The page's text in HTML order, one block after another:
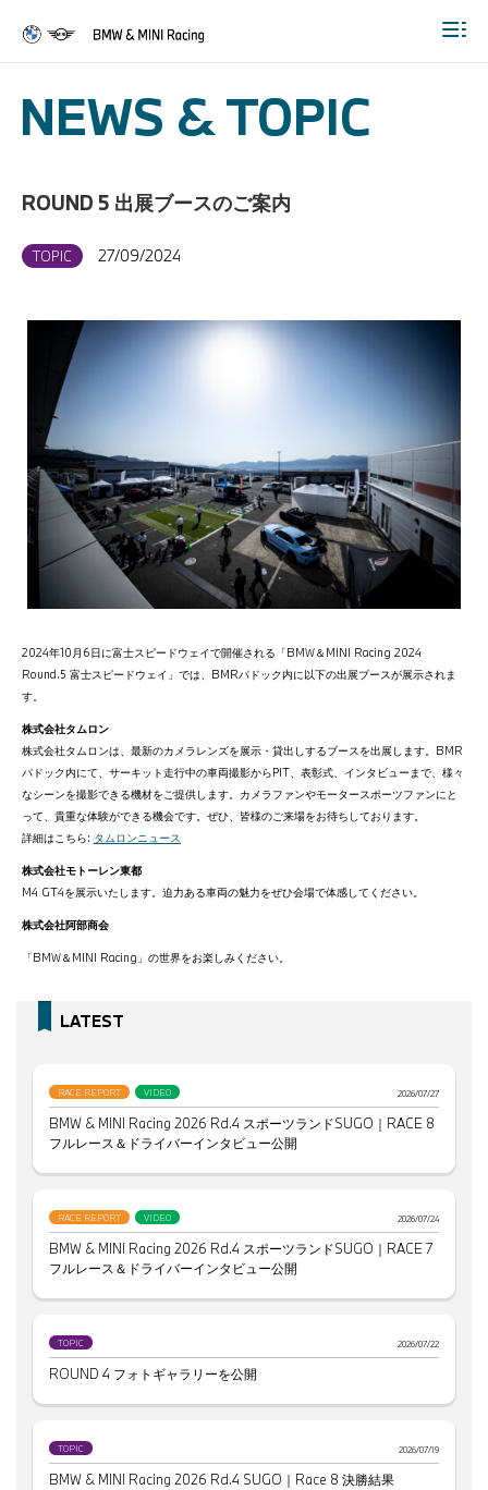
NEWS & TOPIC
ROUND 5 出展ブースのご案内
TOPIC 27/09/2024
2024年10月6日に富士スピードウェイで開催される「BMW＆MINI Racing 2024
Round.5 富士スピードウェイ」では、BMRパドック内に以下の出展ブースが展示されま
す。
株式会社タムロン
株式会社タムロンは、最新のカメラレンズを展示・貸出しするブースを出展します。BMR
パドック内にて、サーキット走行中の車両撮影からPIT、表彰式、インタビューまで、様々
なシーンを撮影できる機材をご提供します。カメラファンやモータースポーツファンにと
って、貴重な体験ができる機会です。ぜひ、皆様のご来場をお待ちしております。
詳細はこちら: タムロンニュース
株式会社モトーレン東都
M4 GT4を展示いたします。迫力ある車両の魅力をぜひ会場で体感してください。
株式会社阿部商会
「BMW＆MINI Racing」の世界をお楽しみください。
LATEST
RACE REPORT VIDEO 2026/07/27
BMW & MINI Racing 2026 Rd.4 スポーツランドSUGO｜RACE 8
フルレース＆ドライバーインタビュー公開
RACE REPORT VIDEO 2026/07/24
BMW & MINI Racing 2026 Rd.4 スポーツランドSUGO｜RACE 7
フルレース＆ドライバーインタビュー公開
TOPIC 2026/07/22
ROUND 4 フォトギャラリーを公開
TOPIC 2026/07/19
BMW & MINI Racing 2026 Rd.4 SUGO｜Race 8 決勝結果